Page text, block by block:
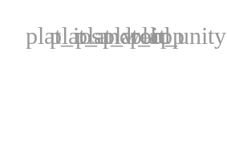
plat_ios
plat_android
plat_web
plat_cpp
plat_unity